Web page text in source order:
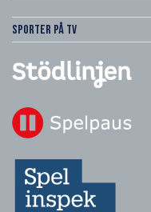
Sporter på TV